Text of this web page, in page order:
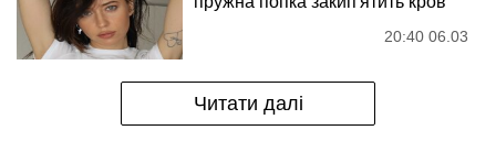
20:40 06.03
Читати далі